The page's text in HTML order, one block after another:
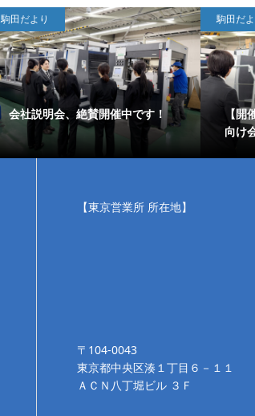
駒田だより
会社説明会、絶賛開催中です！
駒田だ
【開
向け
【東京営業所 所在地】
〒104-0043
東京都中央区湊１丁目６－１１
ＡＣＮ八丁堀ビル ３Ｆ